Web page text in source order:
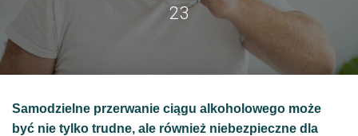
A
23
Samodzielne przerwanie ciągu alkoholowego może
być nie tylko trudne, ale również niebezpieczne dla